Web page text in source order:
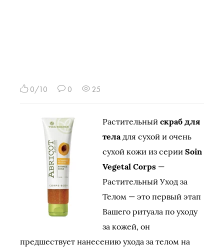
0/10 0 25
Растительный скраб для
теладля сухой и очень
сухой кожи из серии Soin
Vegetal Corps —
Растительный Уход за
Телом — это первый этап
Вашего ритуала по уходу
за кожей, он
предшествует нанесению ухода за телом на